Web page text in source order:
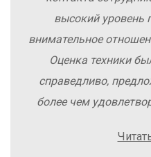
высокий уровень
внимательное
Оценка техники
справедливо,
более чем
осложнений.